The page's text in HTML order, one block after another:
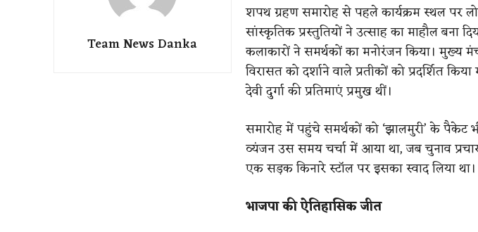
Team News Danka
शपथ ग्रहण समारोह से पहले कार्यक्रम स्थल पर
सांस्कृतिक प्रस्तुतियों ने उत्साह का माहौल बना
कलाकारों ने समर्थकों का मनोरंजन किया। मुख्य
विरासत को दर्शाने वाले प्रतीकों को प्रदर्शित
देवी दुर्गा की प्रतिमाएं प्रमुख थीं।
समारोह में पहुंचे समर्थकों को ‘झालमुरी’ के पैकेट
व्यंजन उस समय चर्चा में आया था, जब चुनाव प्रचार
एक सड़क किनारे स्टॉल पर इसका स्वाद लिया था।
भाजपा की ऐतिहासिक जीत